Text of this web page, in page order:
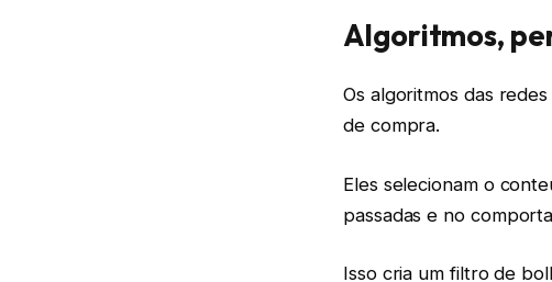
Algoritmos,
Os algoritmos das
de compra.
Eles selecionam o
passadas e no
Isso cria um filtro de